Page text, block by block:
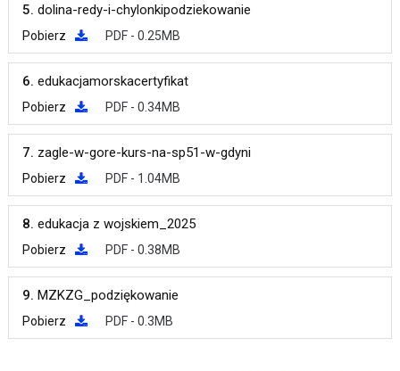
5. dolina-redy-i-chylonkipodziekowanie
Pobierz PDF - 0.25MB
6. edukacjamorskacertyfikat
Pobierz PDF - 0.34MB
7. zagle-w-gore-kurs-na-sp51-w-gdyni
Pobierz PDF - 1.04MB
8. edukacja z wojskiem_2025
Pobierz PDF - 0.38MB
9. MZKZG_podziękowanie
Pobierz PDF - 0.3MB